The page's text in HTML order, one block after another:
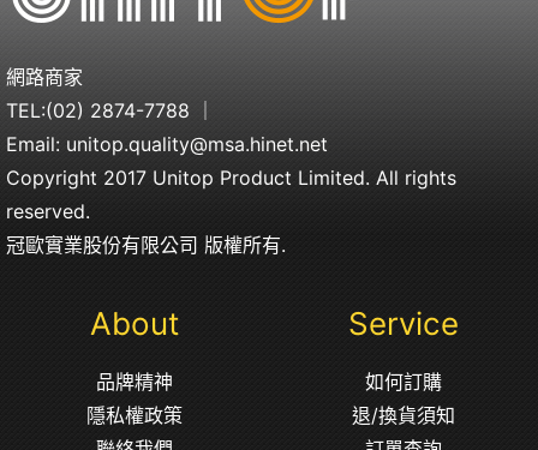
網路商家
TEL:(02) 2874-7788
Email: unitop.quality@msa.hinet.net
Copyright 2017 Unitop Product Limited. All rights
reserved.
冠歐實業股份有限公司 版權所有.
About
品牌精神
隱私權政策
Service
如何訂購
退/換貨須知